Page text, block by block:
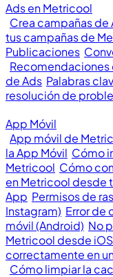
Ads en Metricool
Crea campañas
tus campañas de
Publicaciones
Recomendaciones
de Ads Palabras
resolución de
App Móvil
App móvil de
la App Móvil Cómo
Metricool Cómo
en Metricool desde
App Permisos de
Instagram) Error de
móvil (Android) No
Metricool desde iOS
correctamente en
Cómo limpiar la